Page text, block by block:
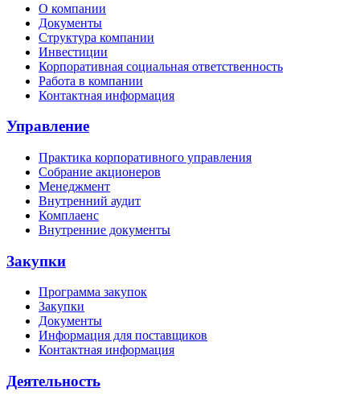
О компании
Документы
Структура компании
Инвестиции
Корпоративная социальная ответственность
Работа в компании
Контактная информация
Управление
Практика корпоративного управления
Собрание акционеров
Менеджмент
Внутренний аудит
Комплаенс
Внутренние документы
Закупки
Программа закупок
Закупки
Документы
Информация для поставщиков
Контактная информация
Деятельность